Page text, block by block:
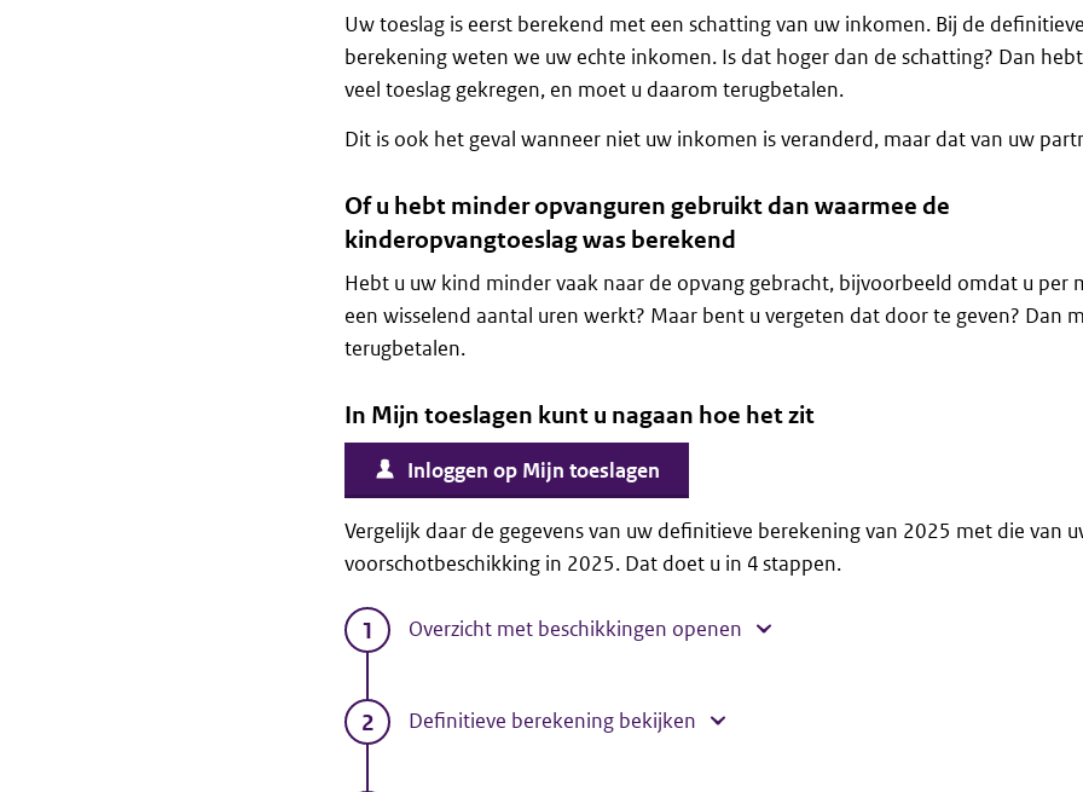
Uw toeslag is eerst berekend met een schatting van uw inkomen. Bij de
berekening weten we uw echte inkomen. Is dat hoger dan de schatting? Dan
veel toeslag gekregen, en moet u daarom terugbetalen.
Dit is ook het geval wanneer niet uw inkomen is veranderd, maar dat van uw
Of u hebt minder opvanguren gebruikt dan waarmee de
kinderopvangtoeslag was berekend
Hebt u uw kind minder vaak naar de opvang gebracht, bijvoorbeeld omdat u per
een wisselend aantal uren werkt? Maar bent u vergeten dat door te geven? Dan
terugbetalen.
In Mijn toeslagen kunt u nagaan hoe het zit
Inloggen op Mijn toeslagen
Vergelijk daar de gegevens van uw definitieve berekening van 2025 met die van
voorschotbeschikking in 2025. Dat doet u in 4 stappen.
Overzicht met beschikkingen openen
Definitieve berekening bekijken